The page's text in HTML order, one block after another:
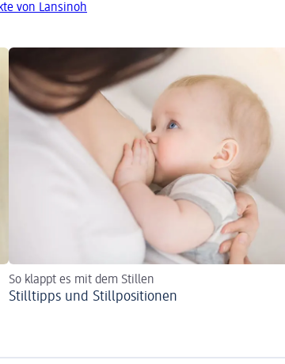
von Lansinoh
So klappt es mit dem Stillen
Stilltipps und Stillpositionen